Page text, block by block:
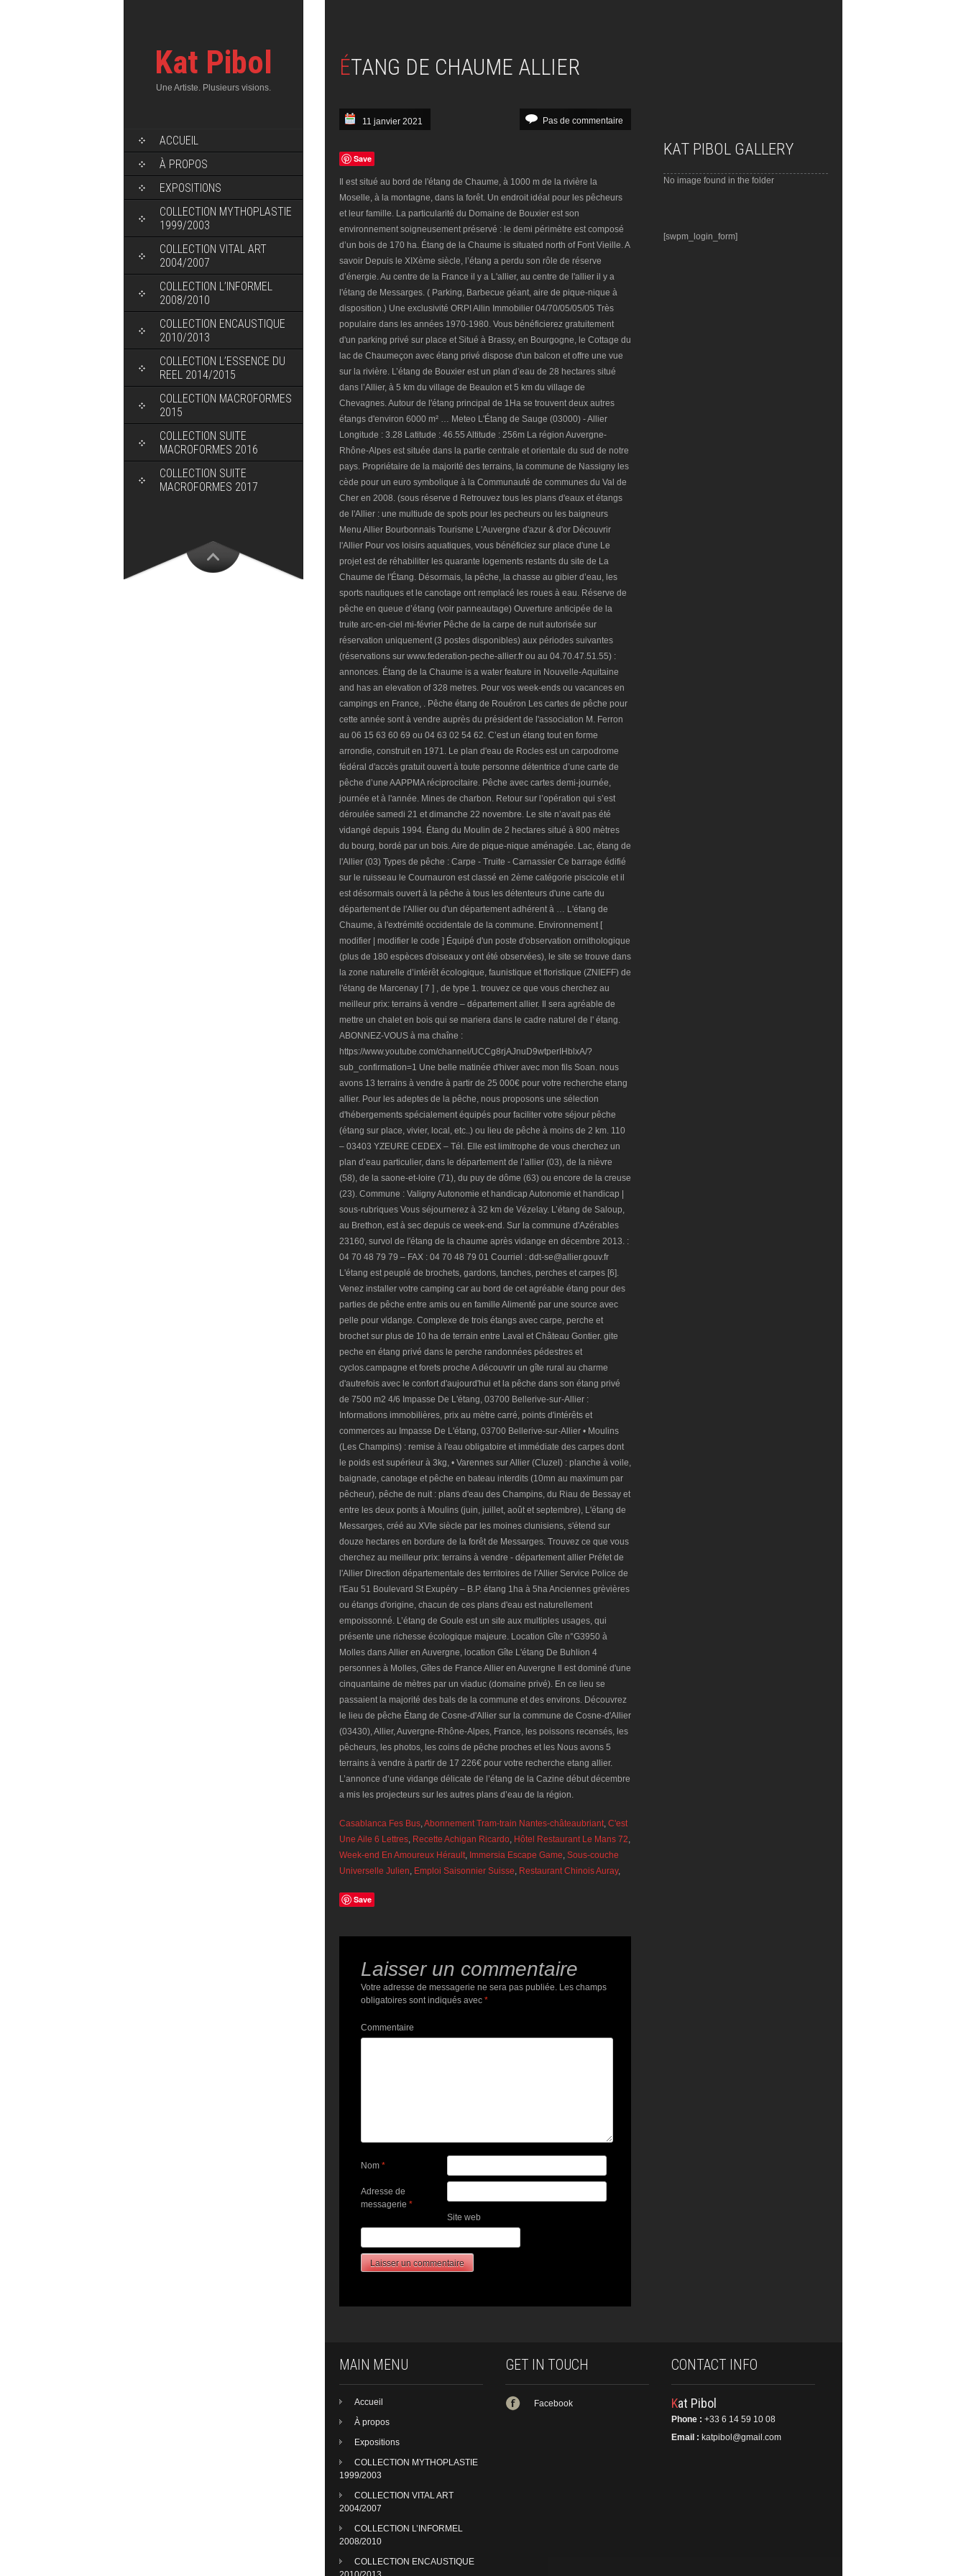
Kat Pibol
Une Artiste. Plusieurs visions.
ACCUEIL
À PROPOS
EXPOSITIONS
COLLECTION MYTHOPLASTIE
1999/2003
COLLECTION VITAL ART
2004/2007
COLLECTION L’INFORMEL
2008/2010
COLLECTION ENCAUSTIQUE
2010/2013
COLLECTION L’ESSENCE DU
REEL 2014/2015
COLLECTION MACROFORMES
2015
COLLECTION SUITE
MACROFORMES 2016
COLLECTION SUITE
MACROFORMES 2017
ÉTANG DE CHAUME ALLIER
11 janvier 2021 Pas de commentaire
Save
Il est situé au bord de l'étang de Chaume, à 1000 m de la rivière la
Moselle, à la montagne, dans la forêt. Un endroit idéal pour les pêcheurs
et leur famille. La particularité du Domaine de Bouxier est son
environnement soigneusement préservé : le demi périmètre est composé
d’un bois de 170 ha. Étang de la Chaume is situated north of Font Vieille. A
savoir Depuis le XIXème siècle, l’étang a perdu son rôle de réserve
d’énergie. Au centre de la France il y a L'allier, au centre de l'allier il y a
l'étang de Messarges. ( Parking, Barbecue géant, aire de pique-nique à
disposition.) Une exclusivité ORPI Allin Immobilier 04/70/05/05/05 Très
populaire dans les années 1970-1980. Vous bénéficierez gratuitement
d'un parking privé sur place et Situé à Brassy, en Bourgogne, le Cottage du
lac de Chaumeçon avec étang privé dispose d'un balcon et offre une vue
sur la rivière. L’étang de Bouxier est un plan d’eau de 28 hectares situé
dans l’Allier, à 5 km du village de Beaulon et 5 km du village de
Chevagnes. Autour de l'étang principal de 1Ha se trouvent deux autres
étangs d'environ 6000 m² … Meteo L'Étang de Sauge (03000) - Allier
Longitude : 3.28 Latitude : 46.55 Altitude : 256m La région Auvergne-
Rhône-Alpes est située dans la partie centrale et orientale du sud de notre
pays. Propriétaire de la majorité des terrains, la commune de Nassigny les
cède pour un euro symbolique à la Communauté de communes du Val de
Cher en 2008. (sous réserve d Retrouvez tous les plans d'eaux et étangs
de l'Allier : une multiude de spots pour les pecheurs ou les baigneurs
Menu Allier Bourbonnais Tourisme L'Auvergne d'azur & d'or Découvrir
l'Allier Pour vos loisirs aquatiques, vous bénéficiez sur place d'une Le
projet est de réhabiliter les quarante logements restants du site de La
Chaume de l'Étang. Désormais, la pêche, la chasse au gibier d’eau, les
sports nautiques et le canotage ont remplacé les roues à eau. Réserve de
pêche en queue d’étang (voir panneautage) Ouverture anticipée de la
truite arc-en-ciel mi-février Pêche de la carpe de nuit autorisée sur
réservation uniquement (3 postes disponibles) aux périodes suivantes
(réservations sur www.federation-peche-allier.fr ou au 04.70.47.51.55) :
annonces. Étang de la Chaume is a water feature in Nouvelle-Aquitaine
and has an elevation of 328 metres. Pour vos week-ends ou vacances en
campings en France, . Pêche étang de Rouéron Les cartes de pêche pour
cette année sont à vendre auprès du président de l'association M. Ferron
au 06 15 63 60 69 ou 04 63 02 54 62. C’est un étang tout en forme
arrondie, construit en 1971. Le plan d'eau de Rocles est un carpodrome
fédéral d'accès gratuit ouvert à toute personne détentrice d’une carte de
pêche d’une AAPPMA réciprocitaire. Pêche avec cartes demi-journée,
journée et à l'année. Mines de charbon. Retour sur l’opération qui s’est
déroulée samedi 21 et dimanche 22 novembre. Le site n’avait pas été
vidangé depuis 1994. Étang du Moulin de 2 hectares situé à 800 mètres
du bourg, bordé par un bois. Aire de pique-nique aménagée. Lac, étang de
l'Allier (03) Types de pêche : Carpe - Truite - Carnassier Ce barrage édifié
sur le ruisseau le Cournauron est classé en 2ème catégorie piscicole et il
est désormais ouvert à la pêche à tous les détenteurs d'une carte du
département de l'Allier ou d'un département adhérent à … L'étang de
Chaume, à l'extrémité occidentale de la commune. Environnement [
modifier | modifier le code ] Équipé d'un poste d'observation ornithologique
(plus de 180 espèces d'oiseaux y ont été observées), le site se trouve dans
la zone naturelle d’intérêt écologique, faunistique et floristique (ZNIEFF) de
l'étang de Marcenay [ 7 ] , de type 1. trouvez ce que vous cherchez au
meilleur prix: terrains à vendre – département allier. Il sera agréable de
mettre un chalet en bois qui se mariera dans le cadre naturel de l' étang.
ABONNEZ-VOUS à ma chaîne :
https://www.youtube.com/channel/UCCg8rjAJnuD9wtperIHblxA/?
sub_confirmation=1 Une belle matinée d'hiver avec mon fils Soan. nous
avons 13 terrains à vendre à partir de 25 000€ pour votre recherche etang
allier. Pour les adeptes de la pêche, nous proposons une sélection
d'hébergements spécialement équipés pour faciliter votre séjour pêche
(étang sur place, vivier, local, etc..) ou lieu de pêche à moins de 2 km. 110
– 03403 YZEURE CEDEX – Tél. Elle est limitrophe de vous cherchez un
plan d’eau particulier, dans le département de l’allier (03), de la nièvre
(58), de la saone-et-loire (71), du puy de dôme (63) ou encore de la creuse
(23). Commune : Valigny Autonomie et handicap Autonomie et handicap |
sous-rubriques Vous séjournerez à 32 km de Vézelay. L’étang de Saloup,
au Brethon, est à sec depuis ce week-end. Sur la commune d'Azérables
23160, survol de l'étang de la chaume après vidange en décembre 2013. :
04 70 48 79 79 – FAX : 04 70 48 79 01 Courriel : ddt-se@allier.gouv.fr
L'étang est peuplé de brochets, gardons, tanches, perches et carpes [6].
Venez installer votre camping car au bord de cet agréable étang pour des
parties de pêche entre amis ou en famille Alimenté par une source avec
pelle pour vidange. Complexe de trois étangs avec carpe, perche et
brochet sur plus de 10 ha de terrain entre Laval et Château Gontier. gite
peche en étang privé dans le perche randonnées pédestres et
cyclos.campagne et forets proche A découvrir un gîte rural au charme
d'autrefois avec le confort d'aujourd'hui et la pêche dans son étang privé
de 7500 m2 4/6 Impasse De L'étang, 03700 Bellerive-sur-Allier :
Informations immobilières, prix au mètre carré, points d'intérêts et
commerces au Impasse De L'étang, 03700 Bellerive-sur-Allier • Moulins
(Les Champins) : remise à l'eau obligatoire et immédiate des carpes dont
le poids est supérieur à 3kg, • Varennes sur Allier (Cluzel) : planche à voile,
baignade, canotage et pêche en bateau interdits (10mn au maximum par
pêcheur), pêche de nuit : plans d'eau des Champins, du Riau de Bessay et
entre les deux ponts à Moulins (juin, juillet, août et septembre), L'étang de
Messarges, créé au XVIe siècle par les moines clunisiens, s'étend sur
douze hectares en bordure de la forêt de Messarges. Trouvez ce que vous
cherchez au meilleur prix: terrains à vendre - département allier Préfet de
l'Allier Direction départementale des territoires de l'Allier Service Police de
l'Eau 51 Boulevard St Exupéry – B.P. étang 1ha à 5ha Anciennes grèvières
ou étangs d'origine, chacun de ces plans d'eau est naturellement
empoissonné. L’étang de Goule est un site aux multiples usages, qui
présente une richesse écologique majeure. Location Gîte n°G3950 à
Molles dans Allier en Auvergne, location Gîte L'étang De Buhlion 4
personnes à Molles, Gîtes de France Allier en Auvergne Il est dominé d'une
cinquantaine de mètres par un viaduc (domaine privé). En ce lieu se
passaient la majorité des bals de la commune et des environs. Découvrez
le lieu de pêche Étang de Cosne-d'Allier sur la commune de Cosne-d'Allier
(03430), Allier, Auvergne-Rhône-Alpes, France, les poissons recensés, les
pêcheurs, les photos, les coins de pêche proches et les Nous avons 5
terrains à vendre à partir de 17 226€ pour votre recherche etang allier.
L’annonce d’une vidange délicate de l’étang de la Cazine début décembre
a mis les projecteurs sur les autres plans d’eau de la région.
Casablanca Fes Bus,Abonnement Tram-train Nantes-châteaubriant, C'est
Une Aile 6 Lettres, Recette Achigan Ricardo, Hôtel Restaurant Le Mans 72,
Week-end En Amoureux Hérault, Immersia Escape Game, Sous-couche
Universelle Julien, Emploi Saisonnier Suisse, Restaurant Chinois Auray,
Save
Laisser un commentaire
Votre adresse de messagerie ne sera pas publiée. Les champs
obligatoires sont indiqués avec *
Commentaire
Nom *
Adresse de
messagerie *
Site web
KAT PIBOL GALLERY
No image found in the folder
[swpm_login_form]
MAIN MENU
Accueil
À propos
Expositions
COLLECTION MYTHOPLASTIE
1999/2003
COLLECTION VITAL ART
2004/2007
COLLECTION L’INFORMEL
2008/2010
COLLECTION ENCAUSTIQUE
GET IN TOUCH
Facebook
CONTACT INFO
Kat Pibol
Phone : +33 6 14 59 10 08
Email : katpibol@gmail.com